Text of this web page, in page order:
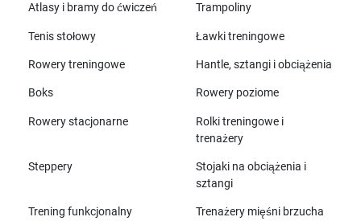
Atlasy i bramy do ćwiczeń Trampoliny
Tenis stołowy Ławki treningowe
Rowery treningowe Hantle, sztangi i obciążenia
Boks Rowery poziome
Rowery stacjonarne
Rolki treningowe i
trenażery
Steppery
Stojaki na obciążenia i
sztangi
Trening funkcjonalny Trenażery mięśni brzucha